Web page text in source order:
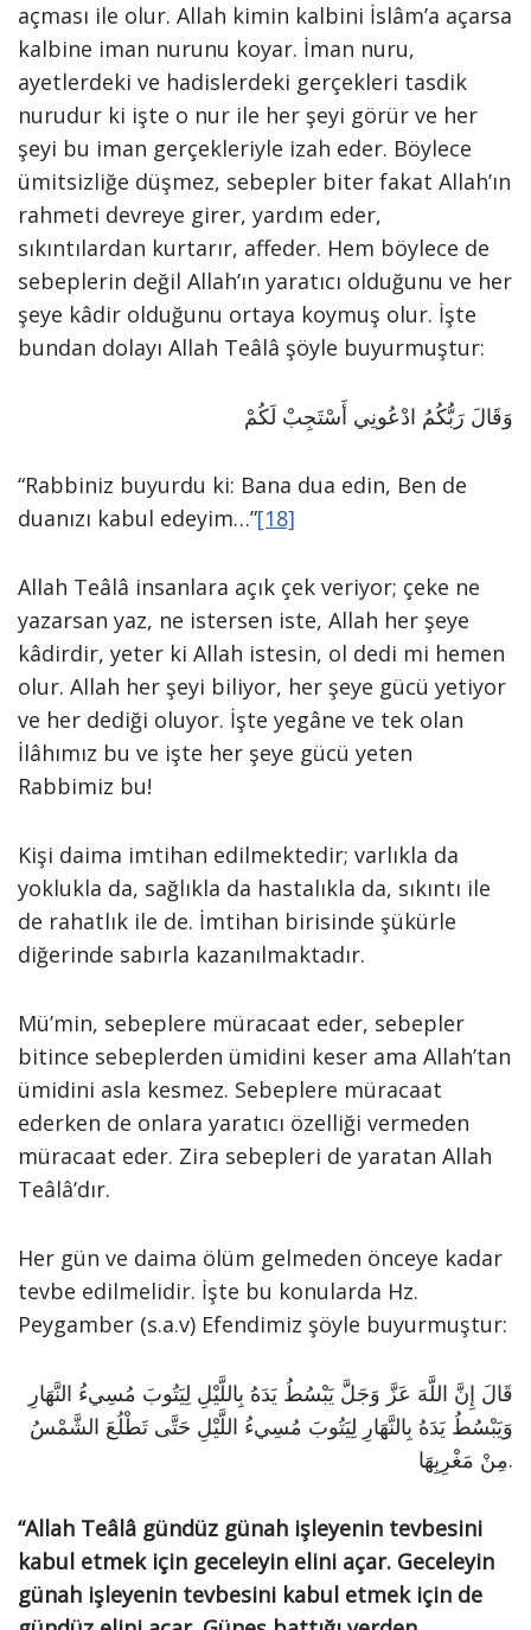
açması ile olur. Allah kimin kalbini İslâm’a açarsa
kalbine iman nurunu koyar. İman nuru,
ayetlerdeki ve hadislerdeki gerçekleri tasdik
nurudur ki işte o nur ile her şeyi görür ve her
şeyi bu iman gerçekleriyle izah eder. Böylece
ümitsizliğe düşmez, sebepler biter fakat Allah’ın
rahmeti devreye girer, yardım eder,
sıkıntılardan kurtarır, affeder. Hem böylece de
sebeplerin değil Allah’ın yaratıcı olduğunu ve her
şeye kâdir olduğunu ortaya koymuş olur. İşte
bundan dolayı Allah Teâlâ şöyle buyurmuştur:
وَقَالَ رَبُّكُمُ ادْعُونِي أَسْتَجِبْ لَكُمْ
“Rabbiniz buyurdu ki: Bana dua edin, Ben de
duanızı kabul edeyim…”[18]
Allah Teâlâ insanlara açık çek veriyor; çeke ne
yazarsan yaz, ne istersen iste, Allah her şeye
kâdirdir, yeter ki Allah istesin, ol dedi mi hemen
olur. Allah her şeyi biliyor, her şeye gücü yetiyor
ve her dediği oluyor. İşte yegâne ve tek olan
İlâhımız bu ve işte her şeye gücü yeten
Rabbimiz bu!
Kişi daima imtihan edilmektedir; varlıkla da
yoklukla da, sağlıkla da hastalıkla da, sıkıntı ile
de rahatlık ile de. İmtihan birisinde şükürle
diğerinde sabırla kazanılmaktadır.
Mü’min, sebeplere müracaat eder, sebepler
bitince sebeplerden ümidini keser ama Allah’tan
ümidini asla kesmez. Sebeplere müracaat
ederken de onlara yaratıcı özelliği vermeden
müracaat eder. Zira sebepleri de yaratan Allah
Teâlâ’dır.
Her gün ve daima ölüm gelmeden önceye kadar
tevbe edilmelidir. İşte bu konularda Hz.
Peygamber (s.a.v) Efendimiz şöyle buyurmuştur:
قَالَ إِنَّ اللَّهَ عَزَّ وَجَلَّ يَبْسُطُ يَدَهُ بِاللَّيْلِ لِيَتُوبَ مُسِيءُ النَّهَارِ
وَيَبْسُطُ يَدَهُ بِالنَّهَارِ لِيَتُوبَ مُسِيءُ اللَّيْلِ حَتَّى تَطْلُعَ الشَّمْسُ
مِنْ مَغْرِبِهَا.
“Allah Teâlâ gündüz günah işleyenin tevbesini
kabul etmek için geceleyin elini açar. Geceleyin
günah işleyenin tevbesini kabul etmek için de